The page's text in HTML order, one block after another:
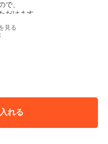
で、
だけます。
りカートに入れてお進みく
見る
れる